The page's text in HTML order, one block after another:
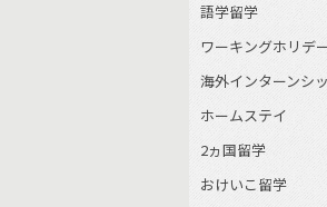
語学留学
ワーキングホリデ
海外インターンシ
ホームステイ
2ヵ国留学
おけいこ留学